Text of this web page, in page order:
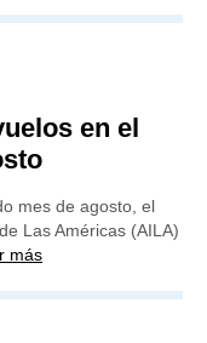
en el
mes de agosto, el
Las Américas (AILA)
más